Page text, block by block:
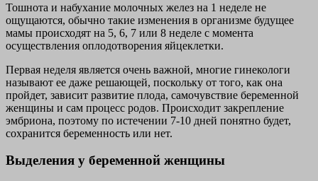
Тошнота и набухание молочных желез на 1 неделе не
ощущаются, обычно такие изменения в организме будущее
мамы происходят на 5, 6, 7 или 8 неделе с момента
осуществления оплодотворения яйцеклетки.
Первая неделя является очень важной, многие гинекологи
называют ее даже решающей, поскольку от того, как она
пройдет, зависит развитие плода, самочувствие беременной
женщины и сам процесс родов. Происходит закрепление
эмбриона, поэтому по истечении 7-10 дней понятно будет,
сохранится беременность или нет.
Выделения у беременной женщины